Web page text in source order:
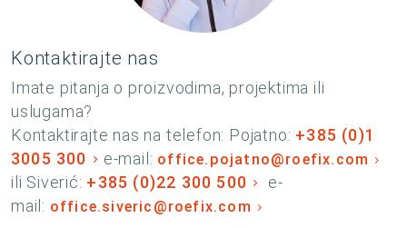
Kontaktirajte nas
Imate pitanja o proizvodima, projektima ili
uslugama?
Kontaktirajte nas na telefon: Pojatno: +385 (0)1
3005 300
e-mail: office.pojatno@roefix.com
ili Siverić: +385 (0)22 300 500
e-
mail: office.siveric@roefix.com